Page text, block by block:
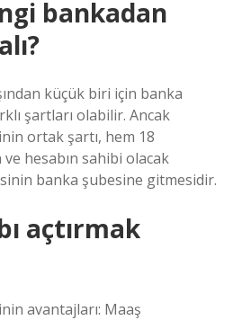
bankadan
küçük biri için banka
şartları olabilir. Ancak
ortak şartı, hem 18
hesabın sahibi olacak
banka şubesine gitmesidir.
açtırmak
avantajları: Maaş